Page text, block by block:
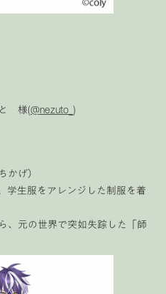
様(@nezuto_ )
げ）
学生服をアレンジした制服を着
、元の世界で突如失踪した「師